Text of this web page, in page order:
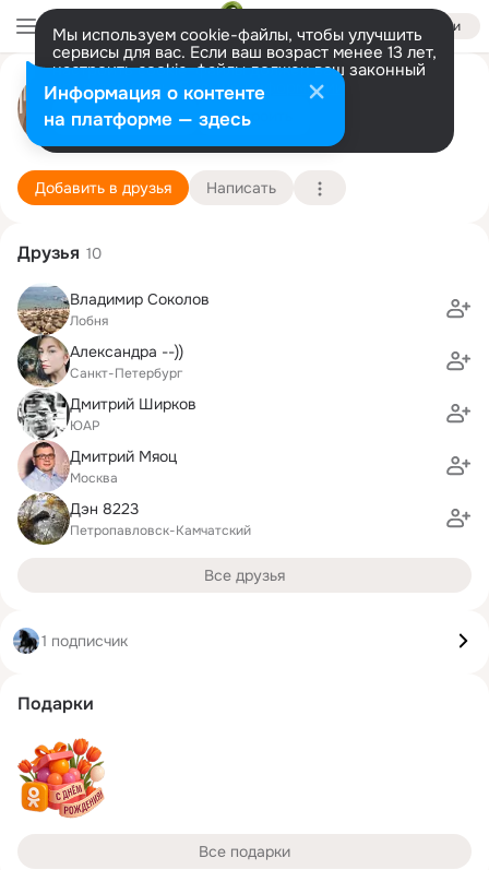
Войти
Мы используем cookie-файлы, чтобы улучшить
сервисы для вас. Если ваш возраст менее 13 лет,
настроить cookie-файлы должен ваш законный
представитель. Больше информации
Разрешить все Настроить
Екатерина Смирнова
Санкт-Петербург
661 школа
Подробнее
Добавить в друзья Написать
Друзья 10
Владимир Соколов
Лобня
Александра --))
Санкт-Петербург
Дмитрий Ширков
ЮАР
Дмитрий Мяоц
Москва
Дэн 8223
Петропавловск-Камчатский
Все друзья
1 подписчик
Подарки
Все подарки
Информация о контенте
на платформе — здесь